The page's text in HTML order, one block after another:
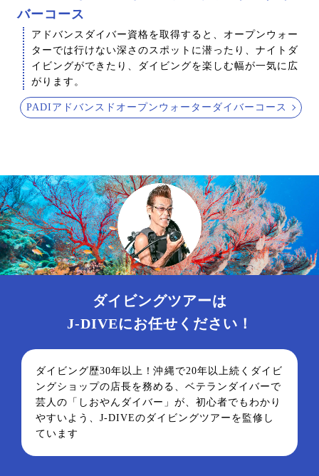
バーコース
アドバンスダイバー資格を取得すると、オープンウォー
ターでは行けない深さのスポットに潜ったり、ナイトダ
イビングができたり、ダイビングを楽しむ幅が一気に広
がります。
PADIアドバンスドオープンウォーターダイバーコース
ダイビングツアーは
J-DIVEにお任せください！
ダイビング歴30年以上！沖縄で20年以上続くダイビ
ングショップの店長を務める、ベテランダイバーで
芸人の「しおやんダイバー」が、初心者でもわかり
やすいよう、J-DIVEのダイビングツアーを監修し
ています